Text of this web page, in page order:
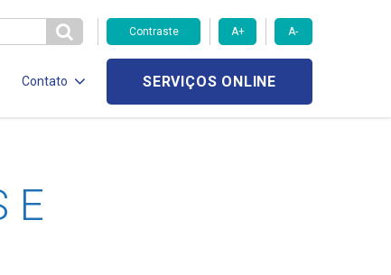
Contraste A+ A-
Contato SERVIÇOS ONLINE
E